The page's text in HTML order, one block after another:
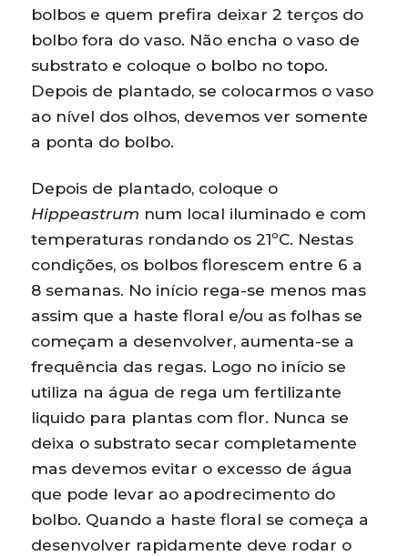
bolbos e quem prefira deixar 2 terços do
bolbo fora do vaso. Não encha o vaso de
substrato e coloque o bolbo no topo.
Depois de plantado, se colocarmos o vaso
ao nível dos olhos, devemos ver somente
a ponta do bolbo.
Depois de plantado, coloque o
Hippeastrum num local iluminado e com
temperaturas rondando os 21ºC. Nestas
condições, os bolbos florescem entre 6 a
8 semanas. No início rega-se menos mas
assim que a haste floral e/ou as folhas se
começam a desenvolver, aumenta-se a
frequência das regas. Logo no início se
utiliza na água de rega um fertilizante
liquido para plantas com flor. Nunca se
deixa o substrato secar completamente
mas devemos evitar o excesso de água
que pode levar ao apodrecimento do
bolbo. Quando a haste floral se começa a
desenvolver rapidamente deve rodar o